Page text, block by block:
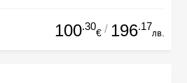
100.30
€ / 196.17
лв.